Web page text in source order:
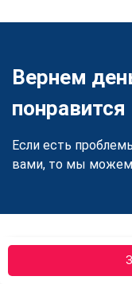
Вернем
понравится
Если есть
вами, то мы можем